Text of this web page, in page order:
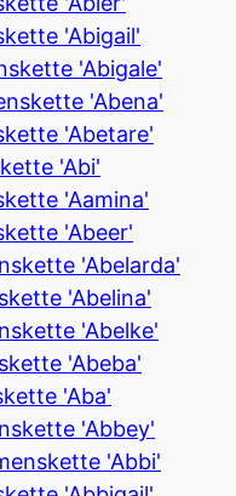
'Abigail'
'Abigale'
'Abena'
'Abetare'
'Abi'
'Aamina'
'Abeer'
'Abelarda'
'Abelina'
'Abelke'
'Abeba'
'Aba'
'Abbey'
'Abbi'